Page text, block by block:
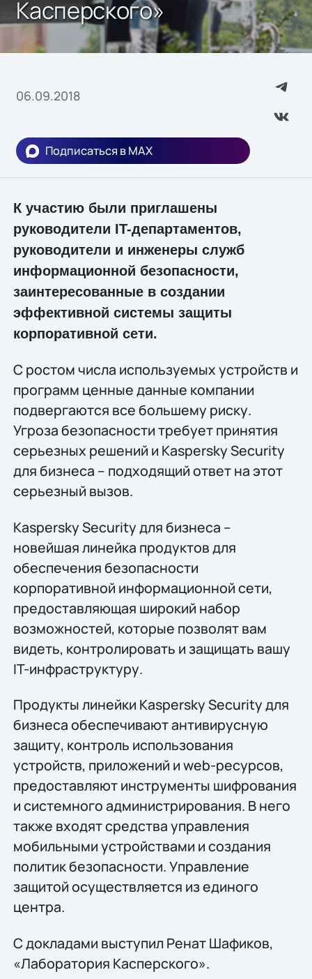
Касперского»
06.09.2018
Подписаться в MAX
К участию были приглашены
руководители IT-департаментов,
руководители и инженеры служб
информационной безопасности,
заинтересованные в создании
эффективной системы защиты
корпоративной сети.
С ростом числа используемых устройств и
программ ценные данные компании
подвергаются все большему риску.
Угроза безопасности требует принятия
серьезных решений и Kaspersky Security
для бизнеса – подходящий ответ на этот
серьезный вызов.
Kaspersky Security для бизнеса –
новейшая линейка продуктов для
обеспечения безопасности
корпоративной информационной сети,
предоставляющая широкий набор
возможностей, которые позволят вам
видеть, контролировать и защищать вашу
IT-инфраструктуру.
Продукты линейки Kaspersky Security для
бизнеса обеспечивают антивирусную
защиту, контроль использования
устройств, приложений и web-ресурсов,
предоставляют инструменты шифрования
и системного администрирования. В него
также входят средства управления
мобильными устройствами и создания
политик безопасности. Управление
защитой осуществляется из единого
центра.
С докладами выступил Ренат Шафиков,
«Лаборатория Касперского».